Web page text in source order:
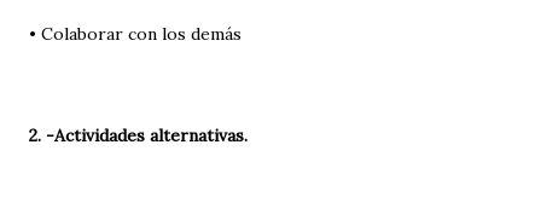
• Colaborar con los demás
2. -Actividades alternativas.